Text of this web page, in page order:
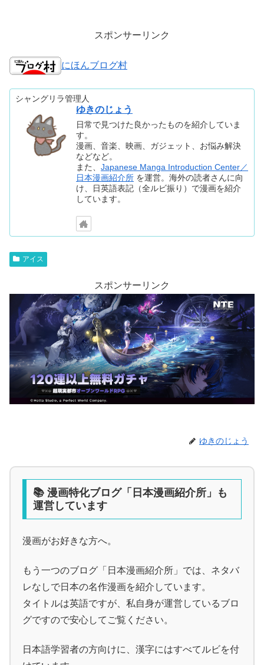
スポンサーリンク
にほんブログ村
シャングリラ管理人
ゆきのじょう
日常で見つけた良かったものを紹介していま
す。
漫画、音楽、映画、ガジェット、お悩み解決
などなど。
また、Japanese Manga Introduction Center／
日本漫画紹介所 を運営。海外の読者さんに向
け、日英語表記（全ルビ振り）で漫画を紹介
しています。
アイス
スポンサーリンク
ゆきのじょう
📚 漫画特化ブログ「日本漫画紹介所」も
運営しています
漫画がお好きな方へ。
もう一つのブログ「日本漫画紹介所」では、ネタバ
レなしで日本の名作漫画を紹介しています。
タイトルは英語ですが、私自身が運営しているブロ
グですので安心してご覧ください。
日本語学習者の方向けに、漢字にはすべてルビを付